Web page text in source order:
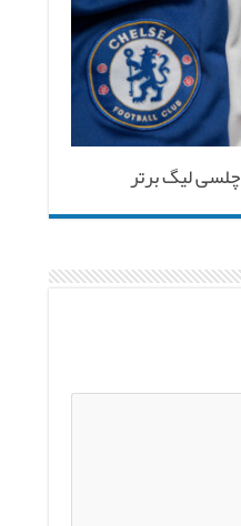
فول مچ تاتنهام ۱-۴ چلسی لیگ برتر